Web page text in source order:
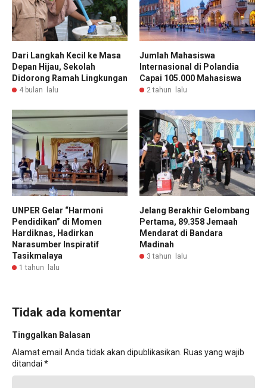
Dari Langkah Kecil ke Masa
Depan Hijau, Sekolah
Didorong Ramah Lingkungan
4 bulan lalu
Jumlah Mahasiswa
Internasional di Polandia
Capai 105.000 Mahasiswa
2 tahun lalu
UNPER Gelar “Harmoni
Pendidikan” di Momen
Hardiknas, Hadirkan
Narasumber Inspiratif
Tasikmalaya
1 tahun lalu
Jelang Berakhir Gelombang
Pertama, 89.358 Jemaah
Mendarat di Bandara
Madinah
3 tahun lalu
Tidak ada komentar
Tinggalkan Balasan
Alamat email Anda tidak akan dipublikasikan. Ruas yang wajib
ditandai *